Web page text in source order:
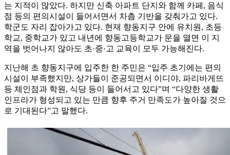
는 지적이 많았다. 하지만 신축 아파트 단지와 함께 카페, 음식
점 등의 편의시설이 들어서면서 차츰 기반을 갖춰가고 있다.
학군도 자리 잡아가고 있다. 현재 향동지구 안에 유치원, 초등
학교, 중학교가 있고 내년에 향동고등학교가 문을 열면 이 지
역을 벗어나지 않아도 초·중·고 교육이 모두 가능해진다.
지난해 초 향동지구에 입주한 한 주민은 “입주 초기에는 편의
시설이 부족했지만, 상가들이 준공되면서 이디야, 파리바게뜨
등 체인점과 학원, 식당 등이 들어서고 있다”며 “다양한 생활
인프라가 형성되고 있는 만큼 향후 주거 만족도가 높아질 것으
로 기대된다”고 말했다.